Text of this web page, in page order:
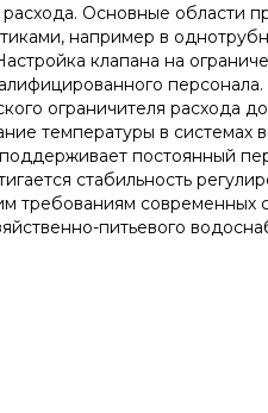
Основные области
например в
клапана на
ограничителя расхода
температуры в системах
постоянный
стабильность
требованиям современных
питьевого